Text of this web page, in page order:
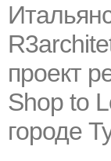
проект
Shop to
городе